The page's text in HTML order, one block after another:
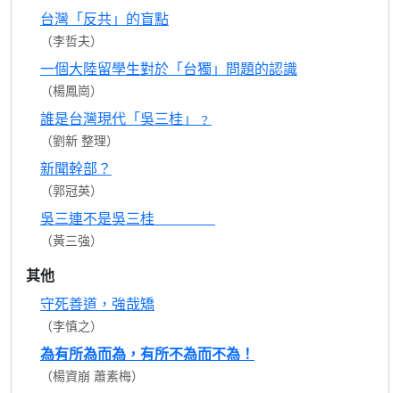
台灣「反共」的盲點
（李哲夫）
一個大陸留學生對於「台獨」問題的認識
（楊鳳崗）
誰是台灣現代「吳三桂」﹖
（劉新 整理）
新聞幹部？
（郭冠英）
吳三連不是吳三桂
（黃三強）
其他
守死善道，強哉矯
（李慎之）
為有所為而為，有所不為而不為！
（楊資崩 蕭素梅）